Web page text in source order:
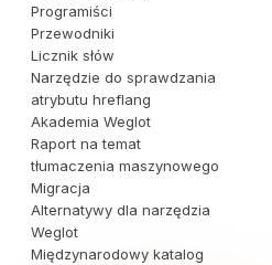
Programiści
Przewodniki
Licznik słów
Narzędzie do sprawdzania
atrybutu hreflang
Akademia Weglot
Raport na temat
tłumaczenia maszynowego
Migracja
Alternatywy dla narzędzia
Weglot
Międzynarodowy katalog